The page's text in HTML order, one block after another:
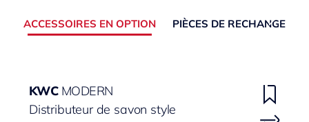
ACCESSOIRES EN OPTION PIÈCES DE RECHANGE
KWC MODERN
Distributeur de savon style